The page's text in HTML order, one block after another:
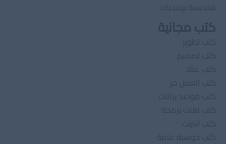
هندسىة برمجيات
كتب مجانية
كتب تطوير
كتب تصميم
كتب عتاد
كتب العمل حر
كتب قواعد بيانات
كتب لغات برمجة
كتب انترنت
كتب حوسبة عامة